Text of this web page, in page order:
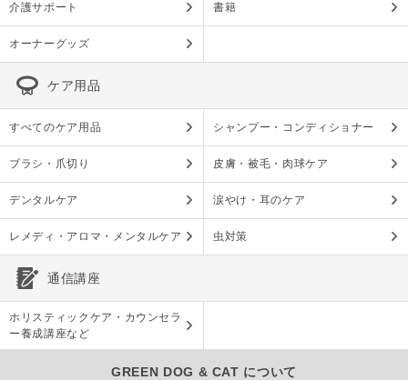
介護サポート 書籍
オーナーグッズ
ケア用品
すべてのケア用品 シャンプー・コンディショナー
ブラシ・爪切り 皮膚・被毛・肉球ケア
デンタルケア 涙やけ・耳のケア
レメディ・アロマ・メンタルケア 虫対策
通信講座
ホリスティックケア・カウンセラ
ー養成講座など
GREEN DOG & CAT について